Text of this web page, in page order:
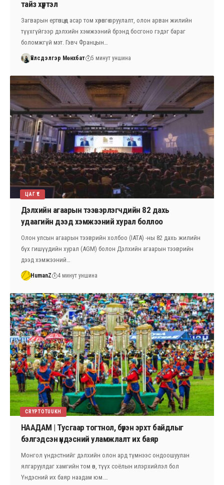
тайз хүртэл
Загварын ертөнцөд асар том хөрөнгө оруулалт, олон арван жилийн
түүхгүйгээр дэлхийн хэмжээний брэнд босгоно гэдэг бараг
боломжгүй мэт. Гэвч Францын…
Үйлсдэлгэр Мөнхбат 5 минут уншина
ЦАГ ҮЕ
Дэлхийн агаарын тээвэрлэгчдийн 82 дахь
удаагийн дээд хэмжээний хурал боллоо
Олон улсын агаарын тээврийн холбоо (IATA) -ны 82 дахь жилийн
бүх гишүүдийн хурал (AGM) болон Дэлхийн агаарын тээврийн
дээд хэмжээний…
HumanZ 4 минут уншина
CRYPTOTUUKH
НААДАМ | Тусгаар тогтнол, бүрэн эрхт байдлыг
бэлгэдсэн үндэсний уламжлалт их баяр
Монгол үндэстнийг дэлхийн олон ард түмнээс ондоошуулан
ялгаруулдаг хамгийн том өв, түүх соёлын илэрхийлэл бол
Үндэсний их баяр наадам юм.…